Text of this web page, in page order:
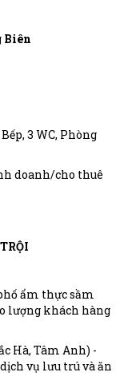
Biên
3 WC, Phòng
doanh/cho thuê
ẩm thực sầm
lượng khách hàng
Hà, Tâm Anh) -
vụ lưu trú và ăn